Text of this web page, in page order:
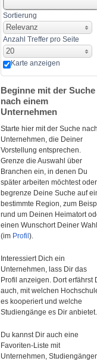
Sortierung
Relevanz
Anzahl Treffer pro Seite
20
Karte anzeigen
Beginne mit der Suche
nach einem
Unternehmen
Starte hier mit der Suche nach
Unternehmen, die Deiner
Vorstellung entsprechen.
Grenze die Auswahl über
Branchen ein, in denen Du
später arbeiten möchtest oder
begrenze Deine Suche auf
bestimmte Region, zum
rund um Deinen Heimatort
einen Wunschort Deiner Wahl
(im Profil ).
Interessiert Dich ein
Unternehmen, lass Dir das
Profil anzeigen. Dort erfährst
auch, mit welchen
es kooperiert und welche
Studiengänge es Dir anbietet.
Du kannst Dir auch eine
Favoriten-Liste mit
Unternehmen,